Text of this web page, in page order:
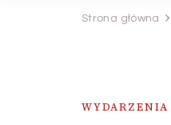
Strona główna
WYDARZENIA